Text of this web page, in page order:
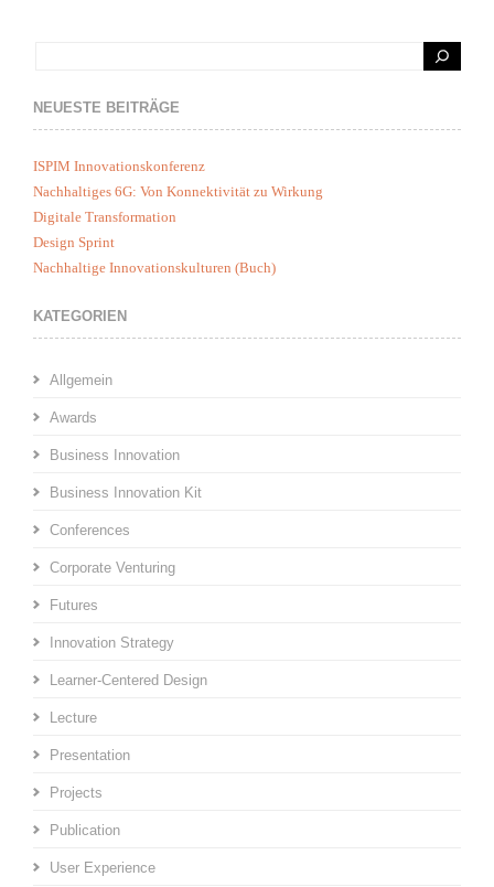
NEUESTE BEITRÄGE
ISPIM Innovationskonferenz
Nachhaltiges 6G: Von Konnektivität zu Wirkung
Digitale Transformation
Design Sprint
Nachhaltige Innovationskulturen (Buch)
KATEGORIEN
Allgemein
Awards
Business Innovation
Business Innovation Kit
Conferences
Corporate Venturing
Futures
Innovation Strategy
Learner-Centered Design
Lecture
Presentation
Projects
Publication
User Experience